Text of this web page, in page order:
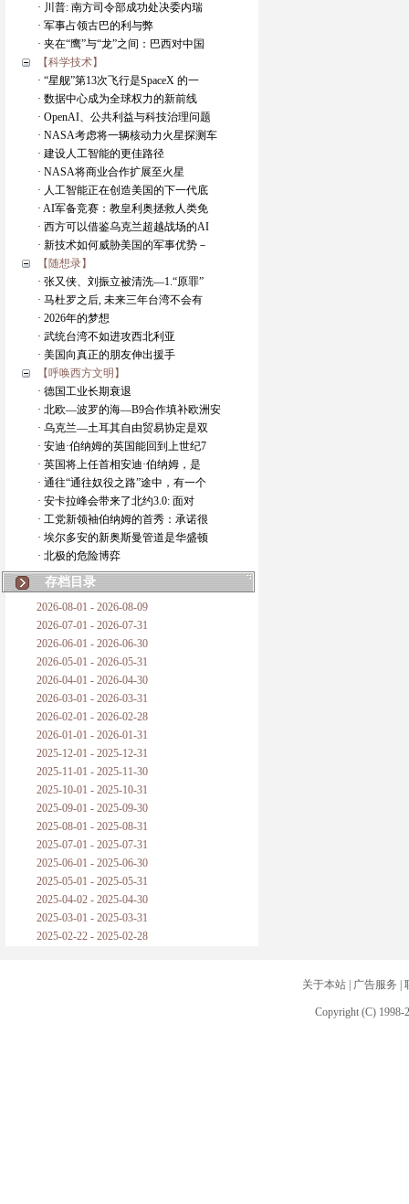
· 川普: 南方司令部成功处决委内瑞
· 军事占领古巴的利与弊
· 夹在“鹰”与“龙”之间：巴西对中国
【科学技术】
· “星舰”第13次飞行是SpaceX 的一
· 数据中心成为全球权力的新前线
· OpenAI、公共利益与科技治理问题
· NASA考虑将一辆核动力火星探测车
· 建设人工智能的更佳路径
· NASA将商业合作扩展至火星
· 人工智能正在创造美国的下一代底
· AI军备竞赛：教皇利奥拯救人类免
· 西方可以借鉴乌克兰超越战场的AI
· 新技术如何威胁美国的军事优势－
【随想录】
· 张又侠、刘振立被清洗―1.“原罪”
· 马杜罗之后, 未来三年台湾不会有
· 2026年的梦想
· 武统台湾不如进攻西北利亚
· 美国向真正的朋友伸出援手
【呼唤西方文明】
· 德国工业长期衰退
· 北欧—波罗的海—B9合作填补欧洲安
· 乌克兰—土耳其自由贸易协定是双
· 安迪·伯纳姆的英国能回到上世纪7
· 英国将上任首相安迪·伯纳姆，是
· 通往“通往奴役之路”途中，有一个
· 安卡拉峰会带来了北约3.0: 面对
· 工党新领袖伯纳姆的首秀：承诺很
· 埃尔多安的新奥斯曼管道是华盛顿
· 北极的危险博弈
存档目录
2026-08-01 - 2026-08-09
2026-07-01 - 2026-07-31
2026-06-01 - 2026-06-30
2026-05-01 - 2026-05-31
2026-04-01 - 2026-04-30
2026-03-01 - 2026-03-31
2026-02-01 - 2026-02-28
2026-01-01 - 2026-01-31
2025-12-01 - 2025-12-31
2025-11-01 - 2025-11-30
2025-10-01 - 2025-10-31
2025-09-01 - 2025-09-30
2025-08-01 - 2025-08-31
2025-07-01 - 2025-07-31
2025-06-01 - 2025-06-30
2025-05-01 - 2025-05-31
2025-04-02 - 2025-04-30
2025-03-01 - 2025-03-31
2025-02-22 - 2025-02-28
关于本站| 广告服务
Copyright (C) 1998-